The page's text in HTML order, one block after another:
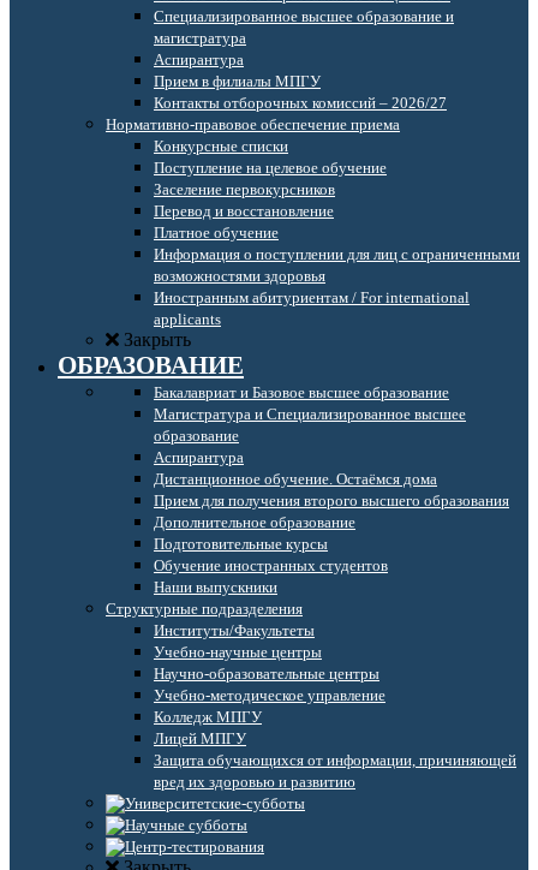
Специализированное высшее образование и
магистратура
Аспирантура
Прием в филиалы МПГУ
Контакты отборочных комиссий – 2026/27
Нормативно-правовое обеспечение приема
Конкурсные списки
Поступление на целевое обучение
Заселение первокурсников
Перевод и восстановление
Платное обучение
Информация о поступлении для лиц с ограниченными
возможностями здоровья
Иностранным абитуриентам / For international
applicants
Закрыть
ОБРАЗОВАНИЕ
Бакалавриат и Базовое высшее образование
Магистратура и Специализированное высшее
образование
Аспирантура
Дистанционное обучение. Остаёмся дома
Прием для получения второго высшего образования
Дополнительное образование
Подготовительные курсы
Обучение иностранных студентов
Наши выпускники
Структурные подразделения
Институты/Факультеты
Учебно-научные центры
Научно-образовательные центры
Учебно-методическое управление
Колледж МПГУ
Лицей МПГУ
Защита обучающихся от информации, причиняющей
вред их здоровью и развитию